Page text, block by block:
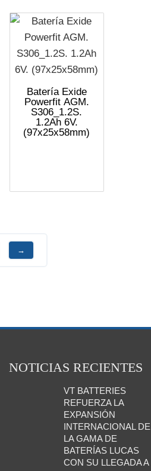
Batería Exide
Powerfit AGM.
S306_1.2S.
1.2Ah 6V.
(97x25x58mm)
→
NOTICIAS RECIENTES
VT BATTERIES
REFUERZA LA
EXPANSIÓN
INTERNACIONAL DE
LA GAMA DE
BATERÍAS LUCAS
CON SU LLEGADA A